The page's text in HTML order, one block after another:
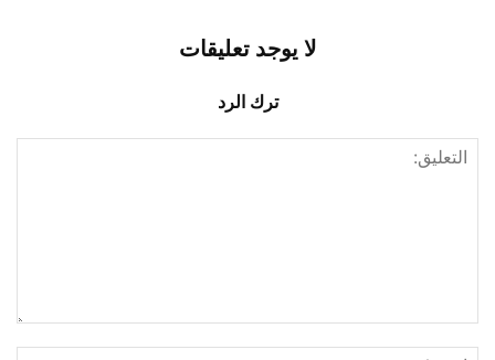
لا يوجد تعليقات
ترك الرد